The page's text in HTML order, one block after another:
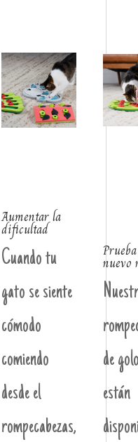
Aumentar la
dificultad
Cuando tu
gato se siente
cómodo
comiendo
desde el
rompecabezas,
nuevo
de
están